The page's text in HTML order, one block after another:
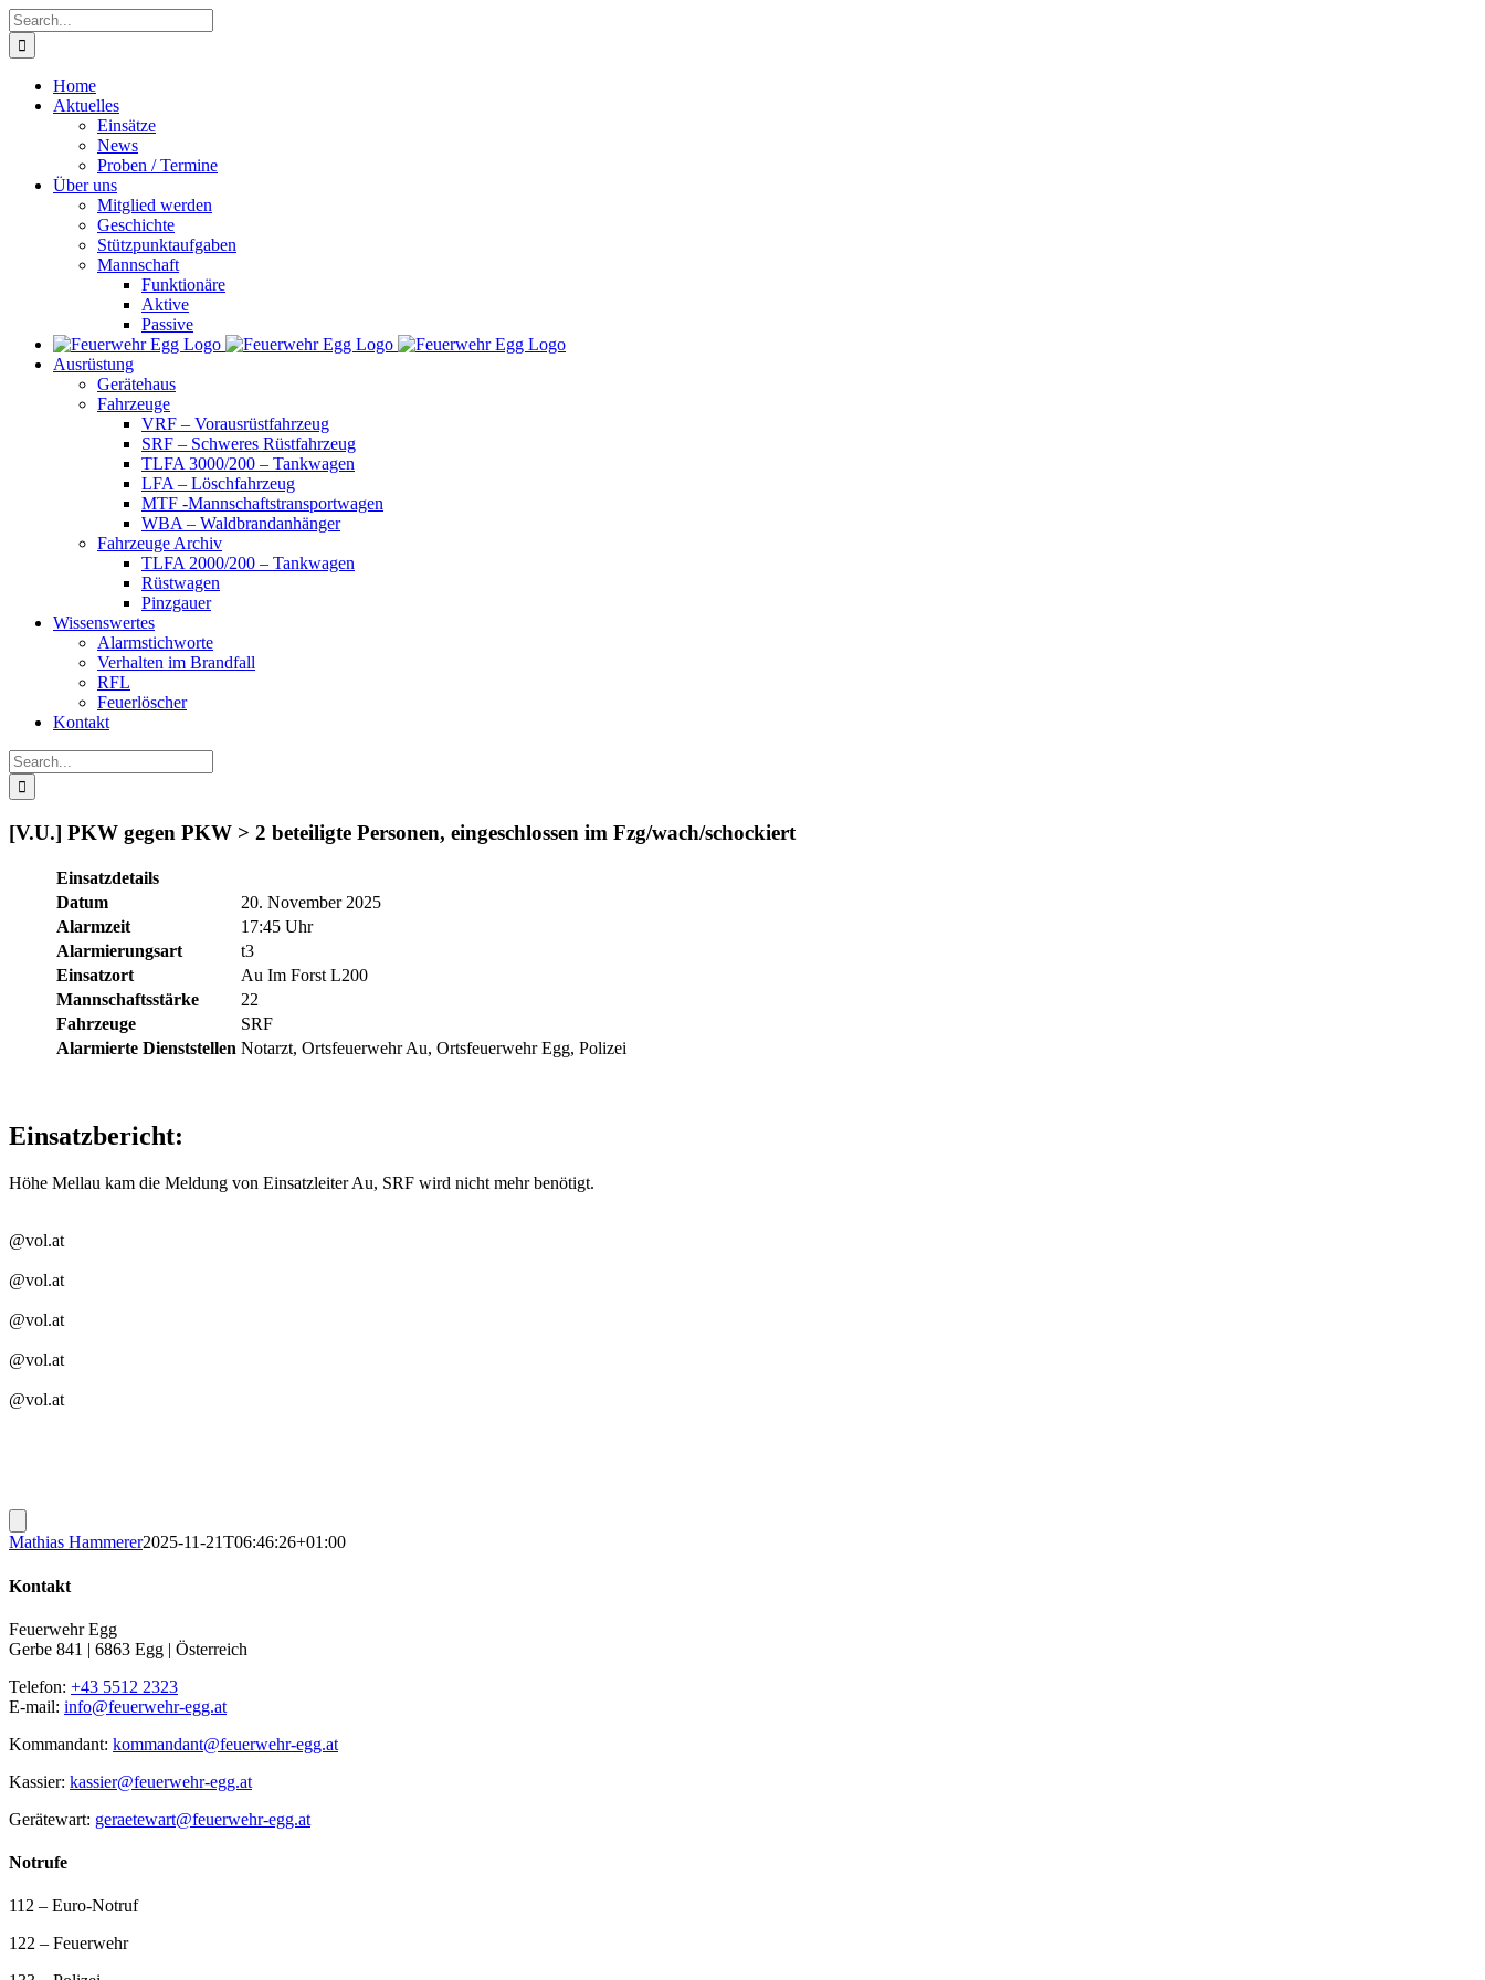
Skip
to
content
Search
for:
Home
Aktuelles
Einsätze
News
Proben / Termine
Über uns
Mitglied werden
Geschichte
Stützpunktaufgaben
Mannschaft
Funktionäre
Aktive
Passive
Ausrüstung
Gerätehaus
Fahrzeuge
VRF – Vorausrüstfahrzeug
SRF – Schweres Rüstfahrzeug
TLFA 3000/200 – Tankwagen
LFA – Löschfahrzeug
MTF -Mannschaftstransportwagen
WBA – Waldbrandanhänger
Fahrzeuge Archiv
TLFA 2000/200 – Tankwagen
Rüstwagen
Pinzgauer
Wissenswertes
Alarmstichworte
Verhalten im Brandfall
RFL
Feuerlöscher
Kontakt
Search
for:
[V.U.] PKW gegen PKW > 2 beteiligte Personen, eingeschlossen im Fzg/wach/schockiert
Einsatzdetails
Datum
20. November 2025
Alarmzeit
17:45 Uhr
Alarmierungsart
t3
Einsatzort
Au Im Forst L200
Mannschaftsstärke
22
Fahrzeuge
SRF
Alarmierte Dienststellen Notarzt, Ortsfeuerwehr Au, Ortsfeuerwehr Egg, Polizei
Einsatzbericht:
Höhe Mellau kam die Meldung von Einsatzleiter Au, SRF wird nicht mehr benötigt.
@vol.at
@vol.at
@vol.at
@vol.at
@vol.at
Mathias Hammerer2025-11-21T06:46:26+01:00
Kontakt
Feuerwehr Egg
Gerbe 841 | 6863 Egg | Österreich
Telefon: +43 5512 2323
E-mail: info@feuerwehr-egg.at
Kommandant: kommandant@feuerwehr-egg.at
Kassier: kassier@feuerwehr-egg.at
Gerätewart: geraetewart@feuerwehr-egg.at
Notrufe
112 – Euro-Notruf
122 – Feuerwehr